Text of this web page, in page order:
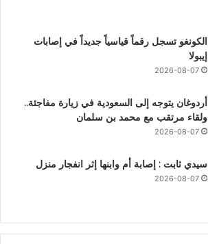
الكونغو تسجل رقماً قياسياً جديداً في إصابات
إيبولا
2026-08-07
أردوغان يتوجه إلى السعودية في زيارة مفاجئة..
ولقاء مرتقب مع محمد بن سلمان
2026-08-07
سيدي ثابت : إصابة أم وابنها إثر انفجار منزل
2026-08-07